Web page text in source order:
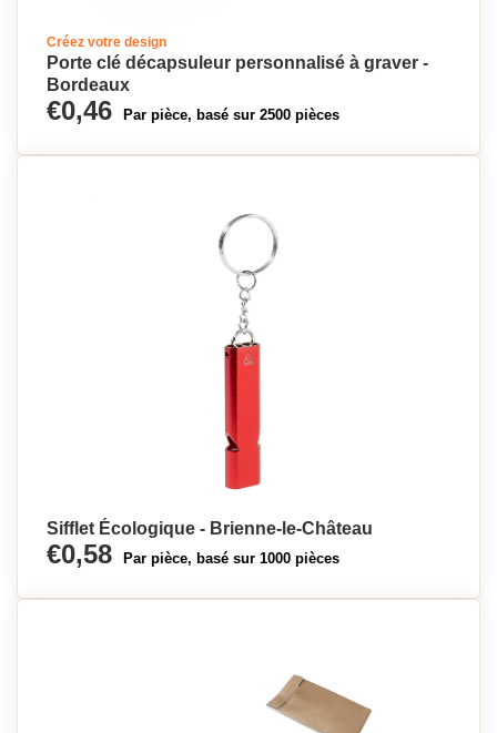
Créez votre design
Porte clé décapsuleur personnalisé à graver -
Bordeaux
€0,46 Par pièce, basé sur 2500 pièces
Sifflet Écologique - Brienne-le-Château
€0,58 Par pièce, basé sur 1000 pièces